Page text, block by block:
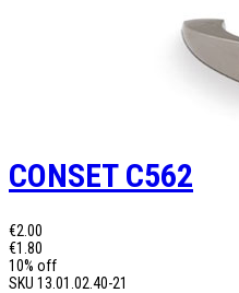
CONSET C562
€2.00
€1.80
10% off
SKU 13.01.02.40-21